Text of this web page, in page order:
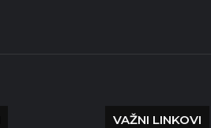
VAŽNI LINKOVI